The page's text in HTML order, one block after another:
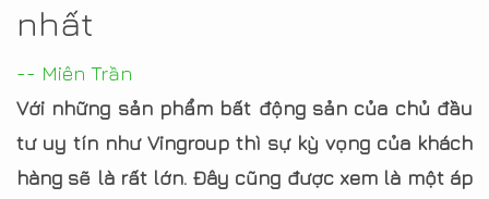
nhất
-- Miên Trần
Với những sản phẩm bất động sản của chủ đầu
tư uy tín như Vingroup thì sự kỳ vọng của khách
hàng sẽ là rất lớn. Đây cũng được xem là một áp